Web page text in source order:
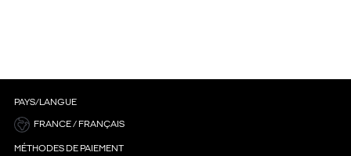
PAYS/LANGUE
FRANCE / FRANÇAIS
MÉTHODES DE PAIEMENT